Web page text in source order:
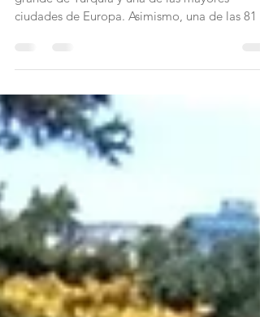
Estambul, en turco İstanbul, es la ciudad más